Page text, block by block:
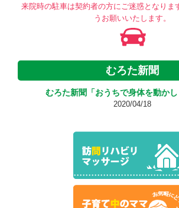
来院時の駐車は契約者の方にご迷惑となりま
うお願いいたします。
むろた新聞
むろた新聞「おうちで身体を動かし
2020/04/18